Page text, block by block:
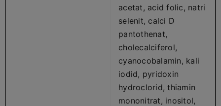
acetat, acid folic, natri
selenit, calci D
pantothenat,
cholecalciferol,
cyanocobalamin, kali
iodid, pyridoxin
hydroclorid, thiamin
mononitrat, inositol,